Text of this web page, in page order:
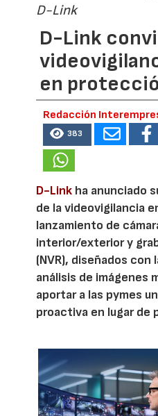
D-Link
D-Link
en
Redacción
383
D-Link ha anunciado
de la videovigilancia
lanzamiento de
interior/exterior y
(NVR), diseñados con
análisis de imágenes
aportar a las pymes
proactiva en lugar de